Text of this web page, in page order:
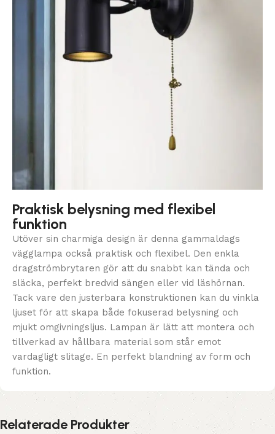
Praktisk belysning med flexibel
funktion
Utöver sin charmiga design är denna gammaldags
vägglampa också praktisk och flexibel. Den enkla
dragströmbrytaren gör att du snabbt kan tända och
släcka, perfekt bredvid sängen eller vid läshörnan.
Tack vare den justerbara konstruktionen kan du vinkla
ljuset för att skapa både fokuserad belysning och
mjukt omgivningsljus. Lampan är lätt att montera och
tillverkad av hållbara material som står emot
vardagligt slitage. En perfekt blandning av form och
funktion.
Relaterade Produkter